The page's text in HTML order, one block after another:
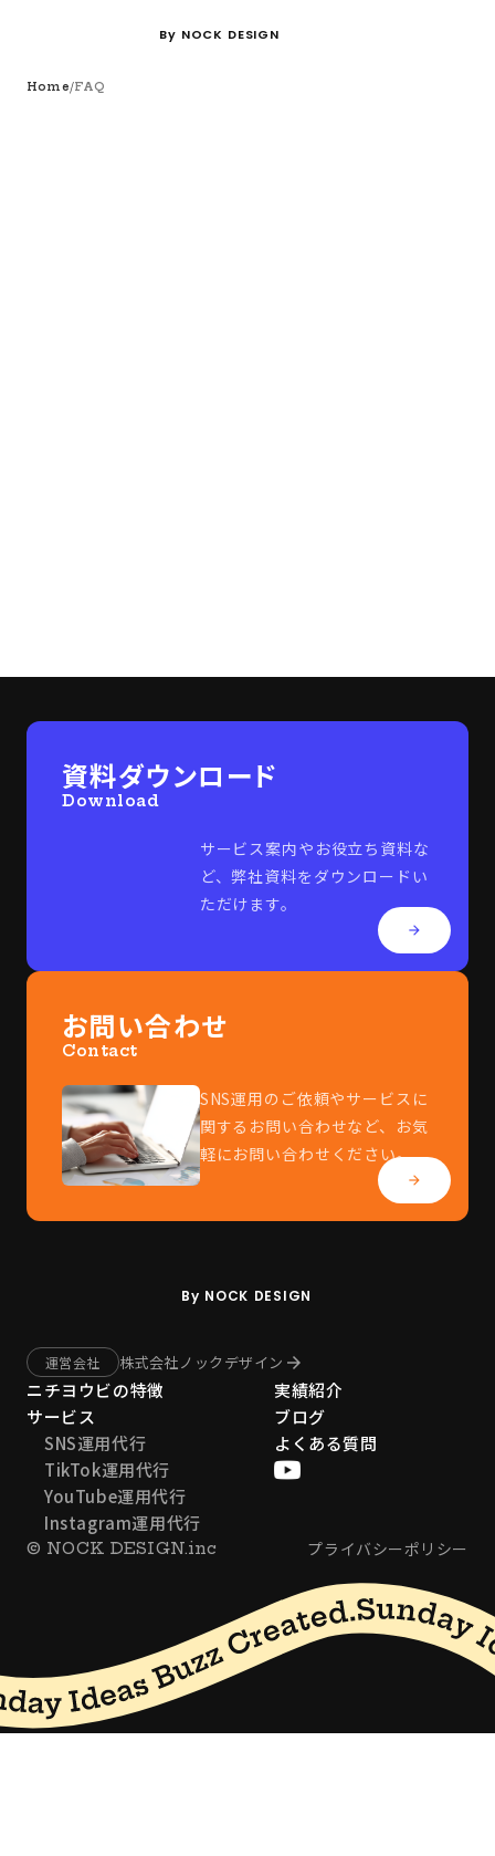
By NOCK DESIGN
Home/FAQ
資料ダウンロード
Download
サービス案内やお役立ち資料な
ど、弊社資料をダウンロードい
ただけます。
arrow_forward
お問い合わせ
Contact
SNS運用のご依頼やサービスに
関するお問い合わせなど、お気
軽にお問い合わせください。
arrow_forward
By NOCK DESIGN
運営会社 株式会社ノックデザイン arrow_forward
ニチヨウビの特徴
サービス
SNS運用代行
TikTok運用代行
YouTube運用代行
Instagram運用代行
実績紹介
ブログ
よくある質問
© NOCK DESIGN.inc プライバシーポリシー